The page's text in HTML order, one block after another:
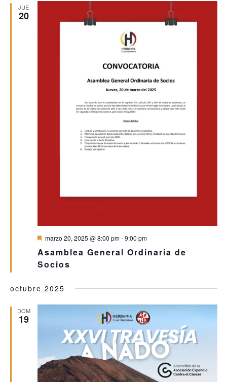
JUE
20
Asamblea General Ordinaria de
Socios
Destacado
marzo 20, 2025 @ 8:00 pm-9:00 pm
octubre 2025
DOM
19